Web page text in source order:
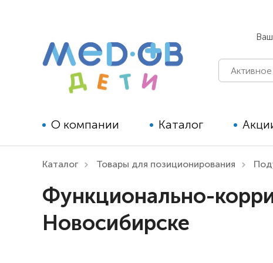
О компании Каталог
реабилитации для детей
Технические средства
реабилитации для взрослых
Каталог Товары для позиционирования
Функционально-
Новосибирске